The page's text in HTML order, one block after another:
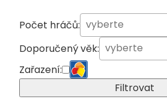
Počet hráčů:
Doporučený věk:
Zařazení:
Filtrovat